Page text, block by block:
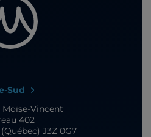
Sud
Moïse-Vincent
402
J3Z 0G7